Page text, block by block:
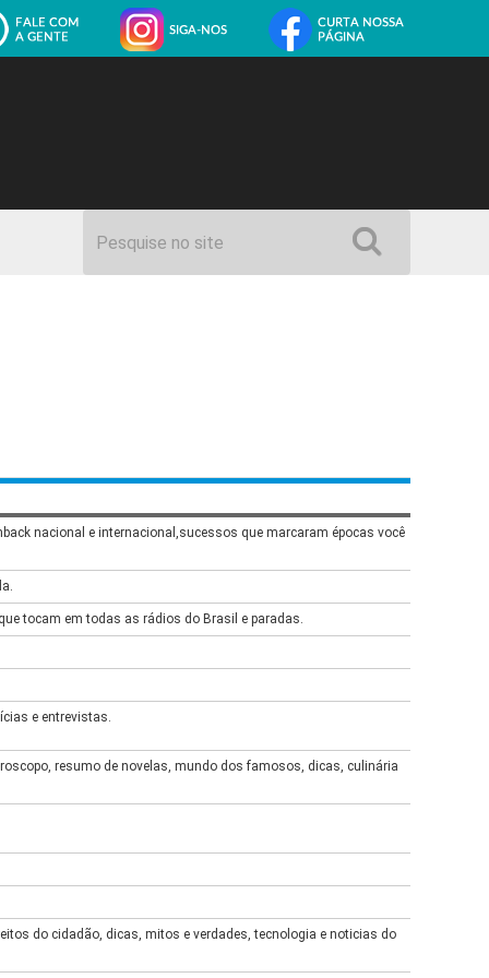
nacional e internacional,sucessos que marcaram épocas você
tocam em todas as rádios do Brasil e paradas.
e entrevistas.
resumo de novelas, mundo dos famosos, dicas, culinária
do cidadão, dicas, mitos e verdades, tecnologia e noticias do